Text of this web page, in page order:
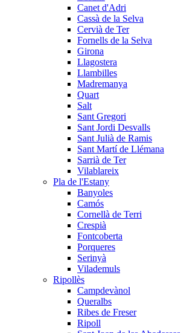
Canet d'Adri
Cassà de la Selva
Cervià de Ter
Fornells de la Selva
Girona
Llagostera
Llambilles
Madremanya
Quart
Salt
Sant Gregori
Sant Jordi Desvalls
Sant Julià de Ramis
Sant Martí de Llémana
Sarrià de Ter
Vilablareix
Pla de l'Estany
Banyoles
Camós
Cornellà de Terri
Crespià
Fontcoberta
Porqueres
Serinyà
Vilademuls
Ripollès
Campdevànol
Queralbs
Ribes de Freser
Ripoll